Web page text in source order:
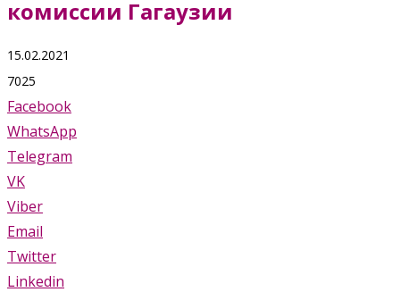
комиссии Гагаузии
15.02.2021
7025
Facebook
WhatsApp
Telegram
VK
Viber
Email
Twitter
Linkedin